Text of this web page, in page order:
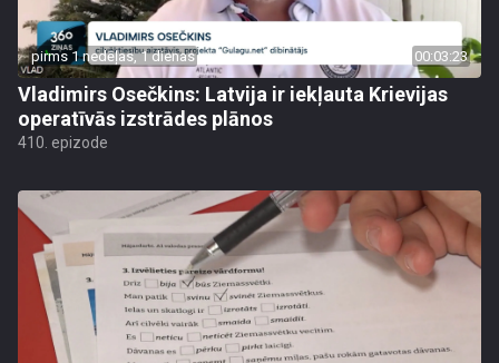
pirms 1 nedēļas, 1 dienas 00:03:23
Vladimirs Osečkins: Latvija ir iekļauta Krievijas
operatīvās izstrādes plānos
410. epizode